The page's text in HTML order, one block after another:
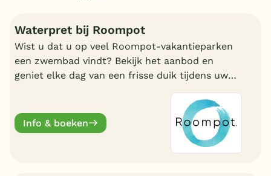
Waterpret bij Roompot
Wist u dat u op veel Roompot-vakantieparken
een zwembad vindt? Bekijk het aanbod en
geniet elke dag van een frisse duik tijdens uw
Info & boeken